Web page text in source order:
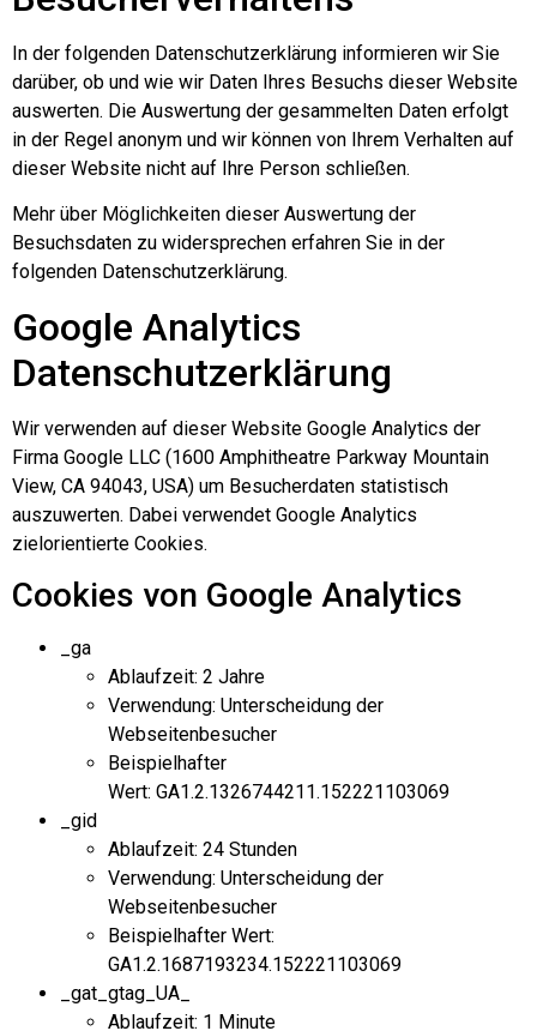
In der folgenden Datenschutzerklärung informieren wir Sie
darüber, ob und wie wir Daten Ihres Besuchs dieser Website
auswerten. Die Auswertung der gesammelten Daten erfolgt
in der Regel anonym und wir können von Ihrem Verhalten auf
dieser Website nicht auf Ihre Person schließen.
Mehr über Möglichkeiten dieser Auswertung der
Besuchsdaten zu widersprechen erfahren Sie in der
folgenden Datenschutzerklärung.
Google Analytics
Datenschutzerklärung
Wir verwenden auf dieser Website Google Analytics der
Firma Google LLC (1600 Amphitheatre Parkway Mountain
View, CA 94043, USA) um Besucherdaten statistisch
auszuwerten. Dabei verwendet Google Analytics
zielorientierte Cookies.
Cookies von Google Analytics
_ga
Ablaufzeit: 2 Jahre
Verwendung: Unterscheidung der
Webseitenbesucher
Beispielhafter
Wert: GA1.2.1326744211.152221103069
_gid
Ablaufzeit: 24 Stunden
Verwendung: Unterscheidung der
Webseitenbesucher
Beispielhafter Wert:
GA1.2.1687193234.152221103069
_gat_gtag_UA_
Ablaufzeit: 1 Minute